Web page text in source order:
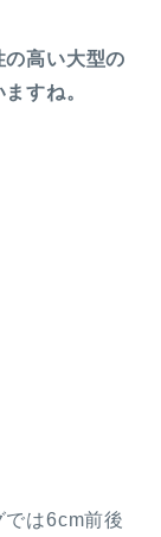
高い大型の
すね。
は6cm前後